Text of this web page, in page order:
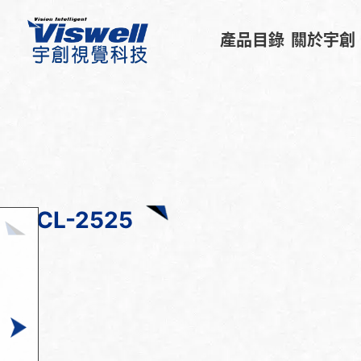
產品目錄 關於宇創
CL-2525